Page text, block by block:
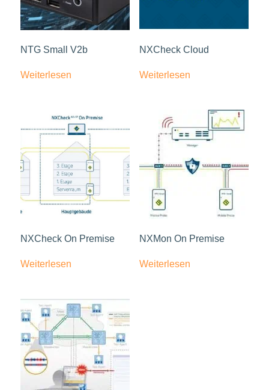
NTG Small V2b
Weiterlesen
NXCheck Cloud
Weiterlesen
NXCheck On Premise
Weiterlesen
NXMon On Premise
Weiterlesen